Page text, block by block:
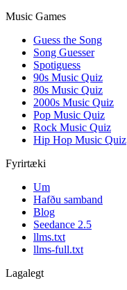
Music Games
Guess the Song
Song Guesser
Spotiguess
90s Music Quiz
80s Music Quiz
2000s Music Quiz
Pop Music Quiz
Rock Music Quiz
Hip Hop Music Quiz
Fyrirtæki
Um
Hafðu samband
Blog
Seedance 2.5
llms.txt
llms-full.txt
Lagalegt